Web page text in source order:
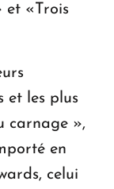
et «Trois
et les plus
carnage »,
en
celui